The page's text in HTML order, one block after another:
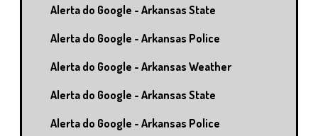
Alerta do Google - Arkansas State
Alerta do Google - Arkansas Police
Alerta do Google - Arkansas Weather
Alerta do Google - Arkansas State
Alerta do Google - Arkansas Police